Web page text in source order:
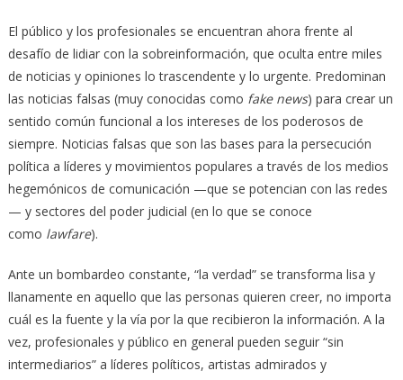
El público y los profesionales se encuentran ahora frente al
desafío de lidiar con la sobreinformación, que oculta entre miles
de noticias y opiniones lo trascendente y lo urgente. Predominan
las noticias falsas (muy conocidas como fake news) para crear un
sentido común funcional a los intereses de los poderosos de
siempre. Noticias falsas que son las bases para la persecución
política a líderes y movimientos populares a través de los medios
hegemónicos de comunicación —que se potencian con las redes
— y sectores del poder judicial (en lo que se conoce
como lawfare).
Ante un bombardeo constante, “la verdad” se transforma lisa y
llanamente en aquello que las personas quieren creer, no importa
cuál es la fuente y la vía por la que recibieron la información. A la
vez, profesionales y público en general pueden seguir “sin
intermediarios” a líderes políticos, artistas admirados y